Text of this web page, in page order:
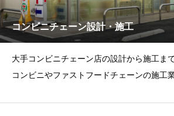
コンビニチェーン設計・施工
大手コンビニチェーン店の設計から施工ま
コンビニやファストフードチェーンの施工